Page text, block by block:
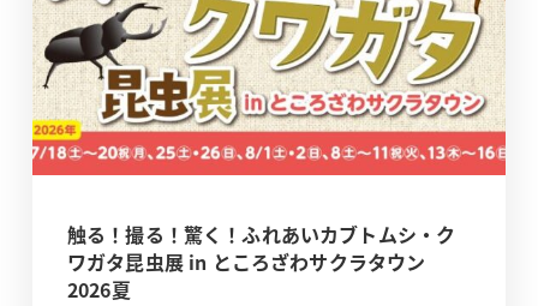
触る！撮る！驚く！ふれあいカブトムシ・ク
ワガタ昆虫展 in ところざわサクラタウン
2026夏